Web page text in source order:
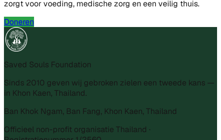
zorgt voor voeding, medische zorg en een veilig thuis.
Doneren
Saved Souls Foundation
Sinds 2010 geven wij gebroken zielen een tweede kans —
in Khon Kaen, Thailand.
Ban Khok Ngam, Ban Fang, Khon Kaen, Thailand
Officieel non-profit organisatie Thailand ·